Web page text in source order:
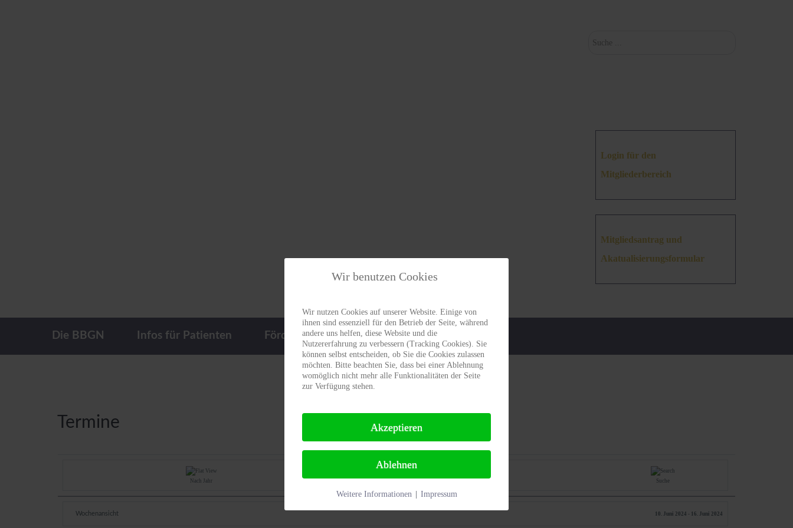
Login für den
Mitgliederbereich
Mitgliedsantrag und
Akatualisierungsformular
Die BBGN Infos für Patienten Förderpreis Termine Kontakt
Termine
Nach Jahr Suche
Wochenansicht 10. Juni 2024 - 16. Juni 2024
Wir benutzen Cookies
Wir nutzen Cookies auf unserer Website. Einige von
ihnen sind essenziell für den Betrieb der Seite, während
andere uns helfen, diese Website und die
Nutzererfahrung zu verbessern (Tracking Cookies). Sie
können selbst entscheiden, ob Sie die Cookies zulassen
möchten. Bitte beachten Sie, dass bei einer Ablehnung
womöglich nicht mehr alle Funktionalitäten der Seite
zur Verfügung stehen.
Akzeptieren
Ablehnen
Weitere Informationen Impressum